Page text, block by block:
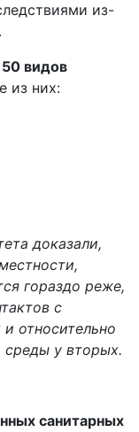
из-
видов
из них:
доказали,
гораздо реже,
с
относительно
у вторых.
санитарных